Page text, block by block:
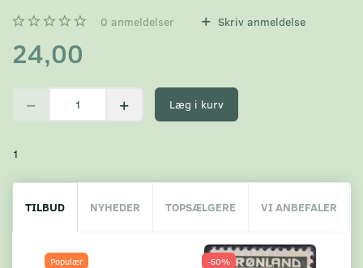
0 anmeldelser Skriv anmeldelse
24,00
Læg i kurv
1
TILBUD NYHEDER TOPSÆLGERE VI ANBEFALER
Populær -50%